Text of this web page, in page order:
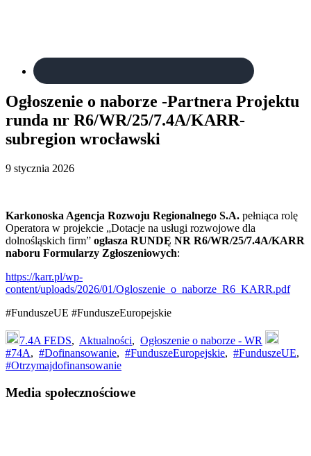
Ogłoszenie o naborze -Partnera Projektu
runda nr R6/WR/25/7.4A/KARR-
subregion wrocławski
9 stycznia 2026
Karkonoska Agencja Rozwoju Regionalnego S.A. pełniąca rolę
Operatora w projekcie „Dotacje na usługi rozwojowe dla
dolnośląskich firm” ogłasza RUNDĘ NR R6/WR/25/7.4A/KARR
naboru Formularzy Zgłoszeniowych:
https://karr.pl/wp-
content/uploads/2026/01/Ogloszenie_o_naborze_R6_KARR.pdf
#FunduszeUE #FunduszeEuropejskie
7.4A FEDS, Aktualności, Ogłoszenie o naborze - WR
#74A, #Dofinansowanie, #FunduszeEuropejskie, #FunduszeUE,
#Otrzymajdofinansowanie
Footer
Media społecznościowe